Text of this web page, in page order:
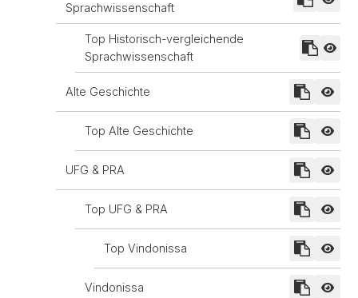
Sprachwissenschaft
Top Historisch-vergleichende
Sprachwissenschaft
Alte Geschichte
Top Alte Geschichte
UFG & PRA
Top UFG & PRA
Top Vindonissa
Vindonissa